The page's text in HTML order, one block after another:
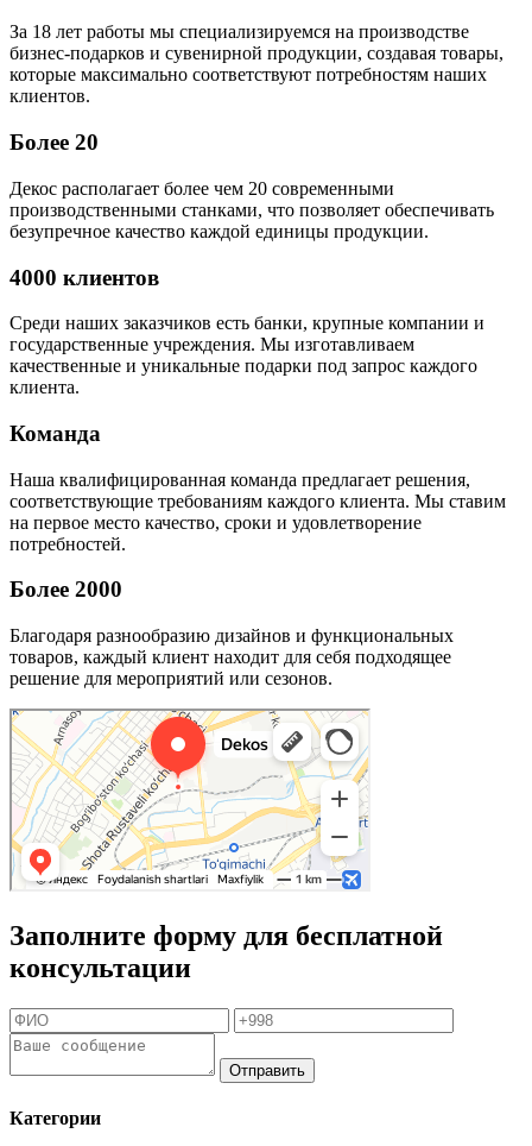
За 18 лет работы мы специализируемся на производстве
бизнес-подарков и сувенирной продукции, создавая товары,
которые максимально соответствуют потребностям наших
клиентов.
Более 20
Декос располагает более чем 20 современными
производственными станками, что позволяет обеспечивать
безупречное качество каждой единицы продукции.
4000 клиентов
Среди наших заказчиков есть банки, крупные компании и
государственные учреждения. Мы изготавливаем
качественные и уникальные подарки под запрос каждого
клиента.
Команда
Наша квалифицированная команда предлагает решения,
соответствующие требованиям каждого клиента. Мы ставим
на первое место качество, сроки и удовлетворение
потребностей.
Более 2000
Благодаря разнообразию дизайнов и функциональных
товаров, каждый клиент находит для себя подходящее
решение для мероприятий или сезонов.
Заполните форму для бесплатной
консультации
Отправить
Категории